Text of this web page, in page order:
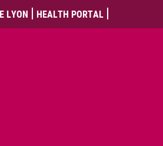
LYON HEALTH PORTAL